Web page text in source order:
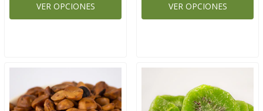
VER OPCIONES VER OPCIONES